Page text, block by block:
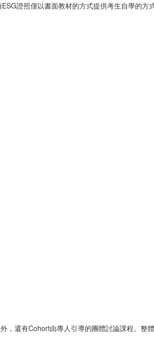
證照僅以書面教材的方式提供考生自學的方
，還有Cohort由專人引導的團體討論課程。整